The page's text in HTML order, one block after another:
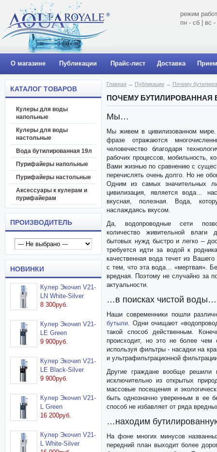
режим
пн - сб | вс
О магазине Публикации Прайс-лист Доставка
КАТАЛОГ ТОВАРОВ
Кулеры для воды
напольные
Кулеры для воды
настольные
Вода бутилированная 19л
Пурифайеры напольные
Пурифайеры настольные
Аксессуары к кулерам и
пурифайерам
ПРОИЗВОДИТЕЛЬ
НОВИНКИ
Кулер Экочип V21-
LN White-Silver
8 300руб.
Кулер Экочип V21-
LE Green
9 900руб.
Кулер Экочип V21-
LE Black-Silver
9 900руб.
Кулер Экочип V21-
L Green
16 200руб.
Кулер Экочип V21-
L White-Silver
Главная → Публикации → Почему
ПОЧЕМУ
Мы…
Мы живем в цивилизованном
фразе отражаются
человечество благодаря
рабочих процессов, мобильность,
Вами жизнью по сравнению с
перечислять очень долго. Но не
Одним из самых значительных
цивилизация, является вода…
вкусная, полезная. Вода,
наслаждаясь вкусом.
Да, водопроводные сети
количество живительной
бытовых нужд быстро и легко –
требуется идти за водой к
качественная вода течет из
с тем, что эта вода… «мертвая».
вредная. Поэтому не случайно за
актуальности.
…в поисках чистой воды…
Наши современники пошли
бутыли. Одни очищают
такой способ действенным.
происходит, но это не более чем
используя фильтры - насадки на
и ультрафильтрационной
Другие граждане вообще решили
исключительно из открытых
массовые посещения и
быть однозначно уверенным в ее
способ не избавляет от ряда
…находим
На фоне многих минусов
передний план выходит более